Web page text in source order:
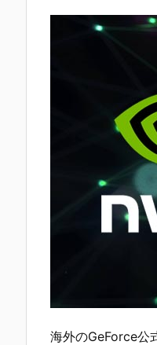
海外のGeForce公